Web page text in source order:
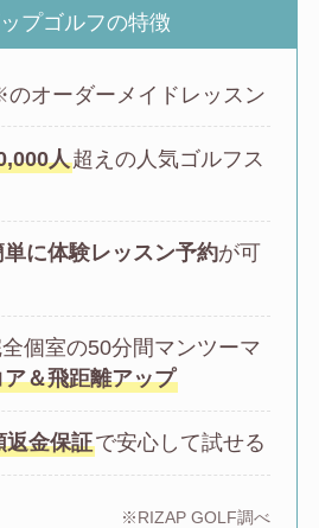
プゴルフの特徴
オーダーメイドレッスン
人超えの人気ゴルフス
に体験レッスン予約が可
個室の50分間マンツーマ
＆飛距離アップ
返金保証で安心して試せる
※RIZAP GOLF調べ